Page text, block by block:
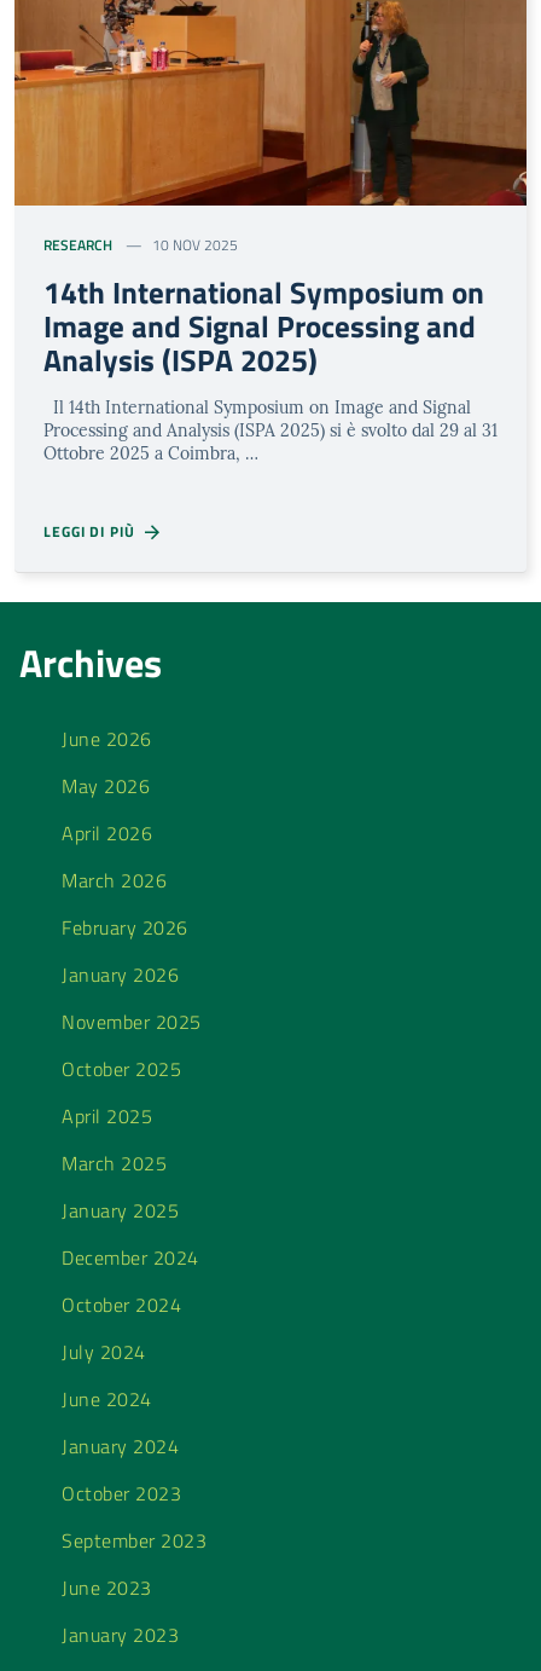
RESEARCH 10 NOV 2025
14th International Symposium on
Image and Signal Processing and
Analysis (ISPA 2025)
Il 14th International Symposium on Image and Signal
Processing and Analysis (ISPA 2025) si è svolto dal 29 al 31
Ottobre 2025 a Coimbra, …
LEGGI DI PIÙ
Archives
June 2026
May 2026
April 2026
March 2026
February 2026
January 2026
November 2025
October 2025
April 2025
March 2025
January 2025
December 2024
October 2024
July 2024
June 2024
January 2024
October 2023
September 2023
June 2023
January 2023